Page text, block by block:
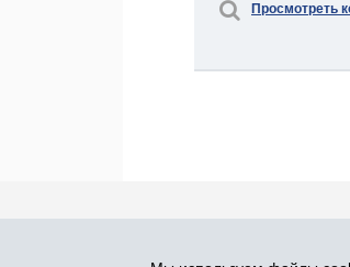
Просмотреть